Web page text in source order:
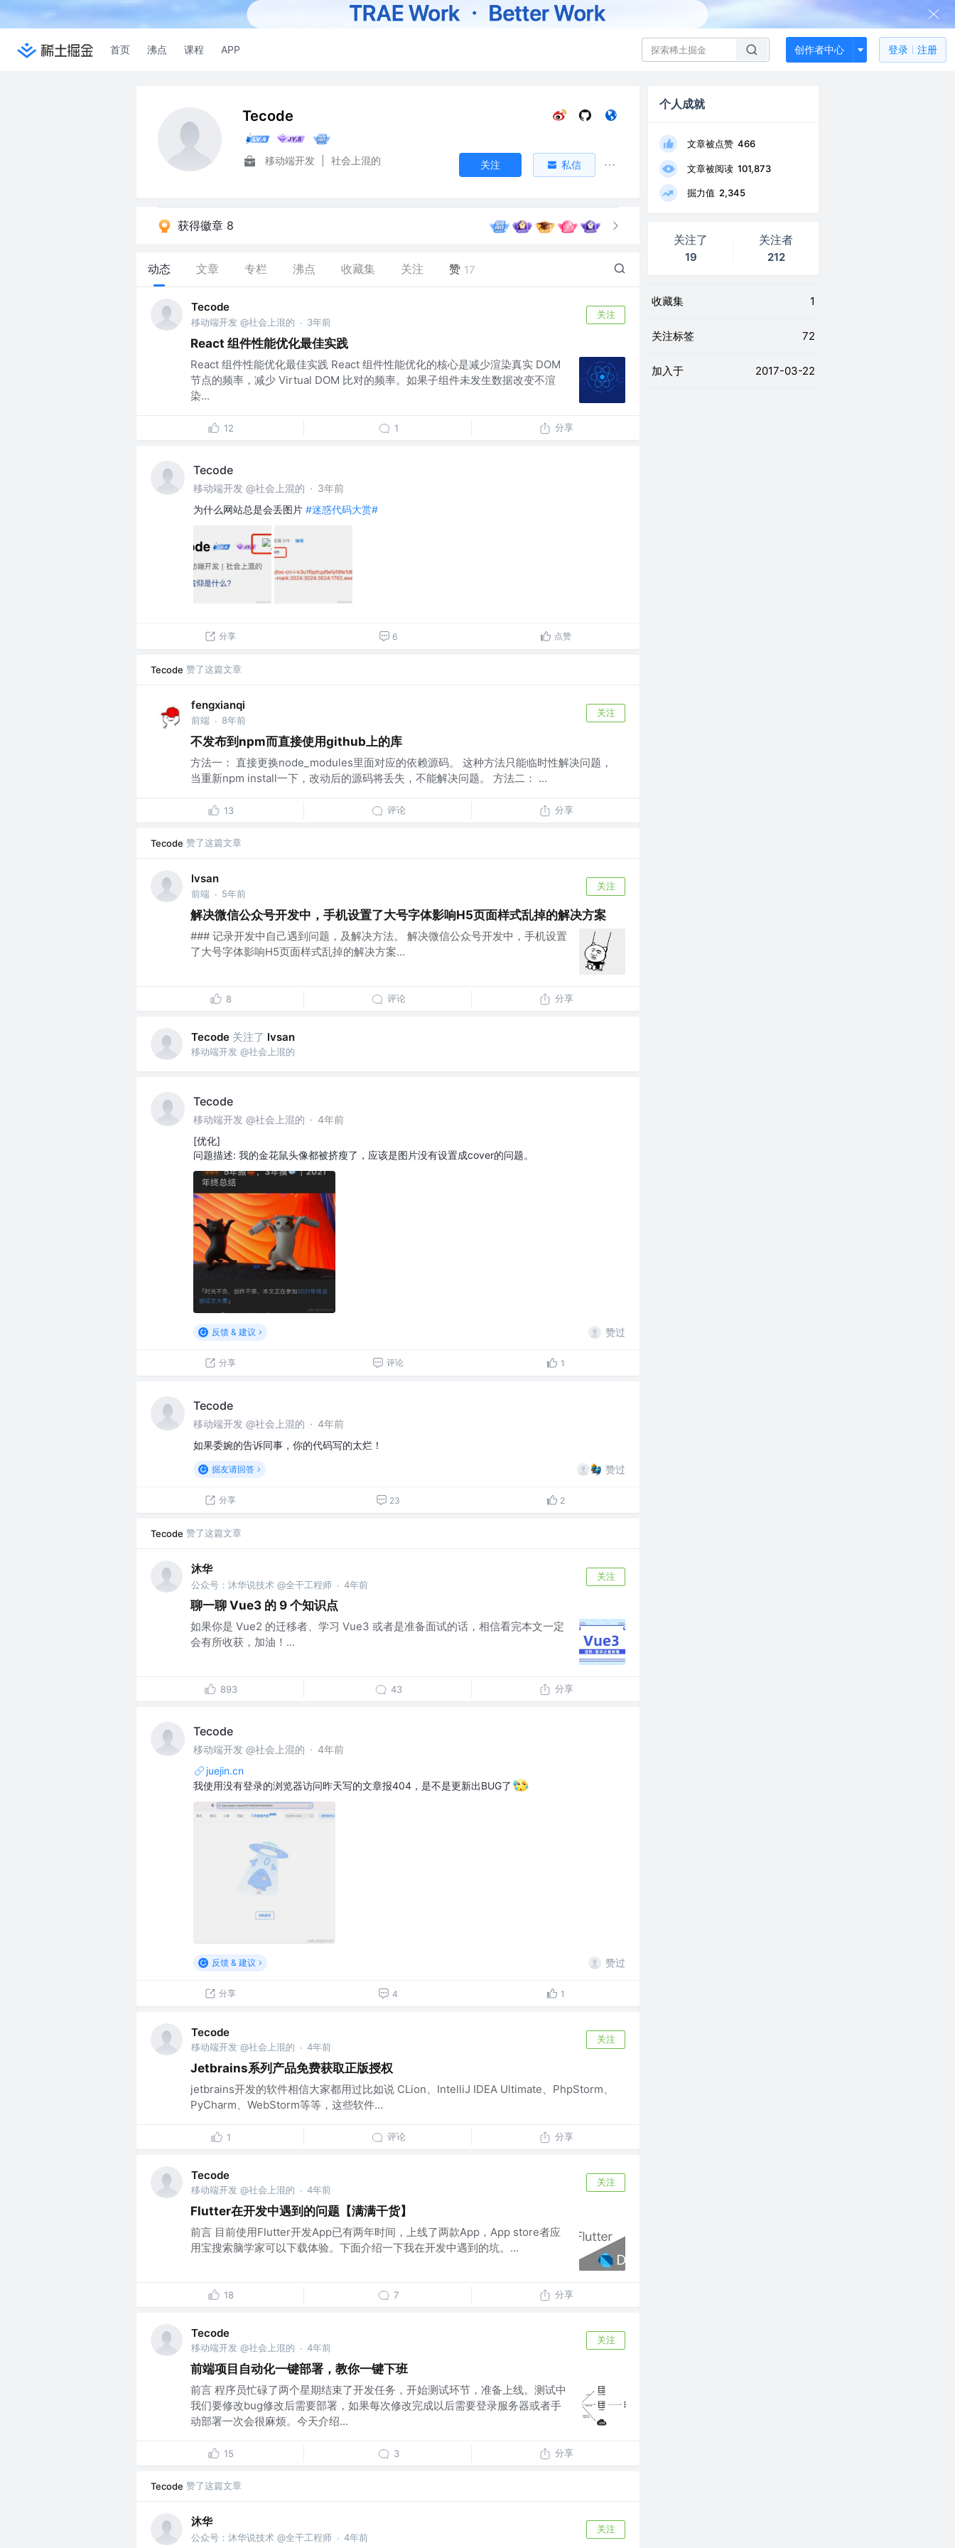
首页 沸点 课程 APP 创作者中心 登录 注册
Tecode
移动端开发 社会上混的 关注 私信
获得徽章 8
动态 文章 专栏 沸点 收藏集 关注 赞 17
Tecode
移动端开发 @社会上混的 · 3年前
关注
React 组件性能优化最佳实践
React 组件性能优化最佳实践 React 组件性能优化的核心是减少渲染真实 DOM
节点的频率，减少 Virtual DOM 比对的频率。如果子组件未发生数据改变不渲
染...
12 1 分享
Tecode
移动端开发 @社会上混的 · 3年前
为什么网站总是会丢图片 #迷惑代码大赏#
分享 6 点赞
Tecode 赞了这篇文章
fengxianqi
前端 · 8年前
关注
不发布到npm而直接使用github上的库
方法一： 直接更换node_modules里面对应的依赖源码。 这种方法只能临时性解决问题，
当重新npm install一下，改动后的源码将丢失，不能解决问题。 方法二： ...
13 评论 分享
Tecode 赞了这篇文章
lvsan
前端 · 5年前
关注
解决微信公众号开发中，手机设置了大号字体影响H5页面样式乱掉的解决方案
### 记录开发中自己遇到问题，及解决方法。 解决微信公众号开发中，手机设置
了大号字体影响H5页面样式乱掉的解决方案...
8 评论 分享
Tecode 关注了 lvsan
移动端开发 @社会上混的
Tecode
移动端开发 @社会上混的 · 4年前
[优化]
问题描述: 我的金花鼠头像都被挤瘦了，应该是图片没有设置成cover的问题。
反馈 & 建议 赞过
分享 评论 1
Tecode
移动端开发 @社会上混的 · 4年前
如果委婉的告诉同事，你的代码写的太烂！
掘友请回答 赞过
分享 23 2
Tecode 赞了这篇文章
沐华
公众号：沐华说技术 @全干工程师 · 4年前
关注
聊一聊 Vue3 的 9 个知识点
如果你是 Vue2 的迁移者、学习 Vue3 或者是准备面试的话，相信看完本文一定
会有所收获，加油！...
893 43 分享
Tecode
移动端开发 @社会上混的 · 4年前
juejin.cn
我使用没有登录的浏览器访问昨天写的文章报404，是不是更新出BUG了
反馈 & 建议 赞过
分享 4 1
Tecode
移动端开发 @社会上混的 · 4年前
关注
Jetbrains系列产品免费获取正版授权
jetbrains开发的软件相信大家都用过比如说 CLion、IntelliJ IDEA Ultimate、PhpStorm、
PyCharm、WebStorm等等，这些软件...
1 评论 分享
Tecode
移动端开发 @社会上混的 · 4年前
关注
Flutter在开发中遇到的问题【满满干货】
前言 目前使用Flutter开发App已有两年时间，上线了两款App，App store者应
用宝搜索脑学家可以下载体验。下面介绍一下我在开发中遇到的坑。...
18 7 分享
Tecode
移动端开发 @社会上混的 · 4年前
关注
前端项目自动化一键部署，教你一键下班
前言 程序员忙碌了两个星期结束了开发任务，开始测试环节，准备上线。测试中
我们要修改bug修改后需要部署，如果每次修改完成以后需要登录服务器或者手
动部署一次会很麻烦。今天介绍...
15 3 分享
Tecode 赞了这篇文章
沐华
公众号：沐华说技术 @全干工程师 · 4年前
关注
个人成就
文章被点赞 466
文章被阅读 101,873
掘力值 2,345
关注了
19
关注者
212
收藏集 1
关注标签 72
加入于 2017-03-22